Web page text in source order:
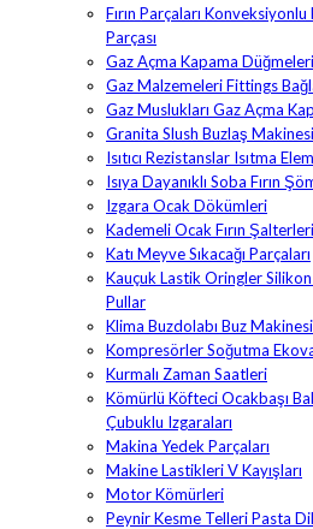
Fırın Parçaları Konveksiyonlu
Parçası
Gaz Açma Kapama
Gaz Malzemeleri Fittings
Gaz Muslukları Gaz Açma
Granita Slush Buzlaş
Isıtıcı Rezistanslar Isıtma
Isıya Dayanıklı Soba Fırın
Izgara Ocak Dökümleri
Kademeli Ocak Fırın Şalterleri
Katı Meyve Sıkacağı Parçaları
Kauçuk Lastik Oringler
Pullar
Klima Buzdolabı Buz
Kompresörler Soğutma
Kurmalı Zaman Saatleri
Kömürlü Köfteci Ocakbaşı
Çubuklu Izgaraları
Makina Yedek Parçaları
Makine Lastikleri V Kayışları
Motor Kömürleri
Peynir Kesme Telleri Pasta